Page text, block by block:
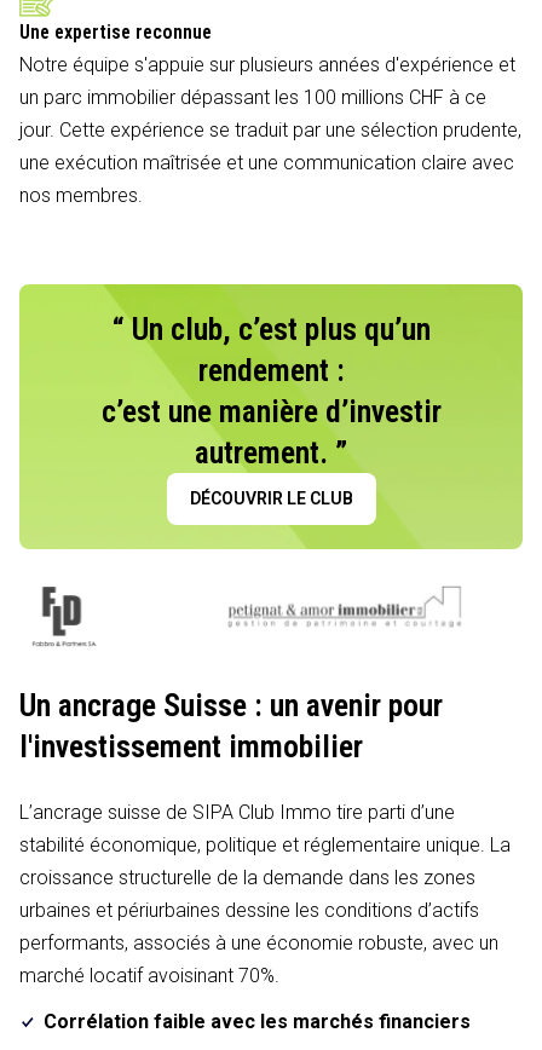
Une expertise reconnue
Notre équipe s'appuie sur plusieurs années d'expérience et
un parc immobilier dépassant les 100 millions CHF à ce
jour. Cette expérience se traduit par une sélection prudente,
une exécution maîtrisée et une communication claire avec
nos membres.
“ Un club, c’est plus qu’un
rendement :
c’est une manière d’investir
autrement. ”
DÉCOUVRIR LE CLUB
Un ancrage Suisse : un avenir pour
l'investissement immobilier
L’ancrage suisse de SIPA Club Immo tire parti d’une
stabilité économique, politique et réglementaire unique. La
croissance structurelle de la demande dans les zones
urbaines et périurbaines dessine les conditions d’actifs
performants, associés à une économie robuste, avec un
marché locatif avoisinant 70%.
Corrélation faible avec les marchés financiers